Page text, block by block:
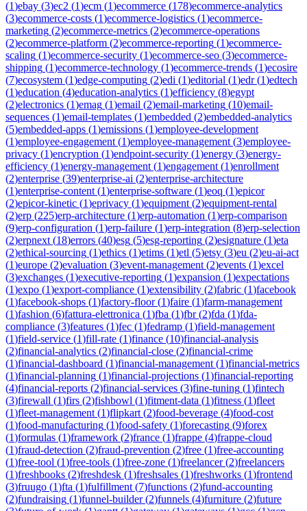
(1)ebay (3)ec2 (1)ecm (1)ecommerce (178)ecommerce-analytics
(3)ecommerce-costs (1)ecommerce-logistics (1)ecommerce-
marketing (2)ecommerce-metrics (2)ecommerce-operations
(2)ecommerce-platform (2)ecommerce-reporting (1)ecommerce-
scaling (1)ecommerce-security (1)ecommerce-seo (3)ecommerce-
shipping (1)ecommerce-technology (1)ecommerce-trends (1)ecosire
(7)ecosystem (1)edge-computing (2)edi (1)editorial (1)edr(1)edtech
(1)education (4)education-analytics (1)efficiency (8)egypt
(2)electronics (1)emag (1)email (2)email-marketing (10)email-
sequences (1)email-templates (1)embedded (2)embedded-analytics
(5)embedded-apps (1)emissions (1)employee-development
(1)employee-engagement (1)employee-management (3)employee-
privacy (1)encryption (1)endpoint-security (1)energy (3)energy-
efficiency (1)energy-management (1)engagement (1)enrollment
(2)enterprise (39)enterprise-ai (2)enterprise-architecture
(1)enterprise-content (1)enterprise-software (1)eoq (1)epicor
(2)epicor-kinetic (1)eprivacy (1)equipment (2)equipment-rental
(2)erp (225)erp-architecture (1)erp-automation (1)erp-comparison
(9)erp-configuration (1)erp-failure (1)erp-integration (8)erp-selection
(2)erpnext (18)errors (40)esg (5)esg-reporting (2)esignature (1)eta
(2)ethical-sourcing (1)ethics (1)etims (1)etl (5)etsy (3)eu (2)eu-ai-act
(1)europe (2)evaluation (3)event-management (2)events (1)excel
(3)exchanges (1)executive-reporting (1)expansion (1)expectations
(1)expo (1)export-compliance (1)extensibility (2)fabric (1)facebook
(1)facebook-shops (1)factory-floor(1)faire (1)farm-management
(1)fashion (6)fattura-elettronica (1)fba (1)fbr(2)fda (1)fda-
compliance (3)features (1)fec (1)fedramp (1)field-management
(1)field-service (1)fill-rate (1)finance (10)financial-analysis
(2)financial-analytics (2)financial-close (2)financial-crime
(1)financial-dashboard (1)financial-management (1)financial-metrics
(1)financial-planning (1)financial-projections (1)financial-reporting
(4)financial-reports (2)financial-services (3)fine-tuning (1)fintech
(3)firewall (1)firs (2)fishbowl (1)fitment-data (1)fitness (1)fleet
(1)fleet-management (1)flipkart (2)food-beverage (4)food-cost
(1)food-manufacturing (1)food-safety (1)forecasting (9)forex
(1)formulas (1)framework (2)france (1)frappe (4)frappe-cloud
(1)fraud-detection (2)fraud-prevention (2)free (1)free-accounting
(1)free-tool (1)free-tools (1)free-zone (1)freelancer(2)freelancers
(1)freshbooks (2)freshdesk (1)freshsales (1)freshworks (1)frontend
(3)fruugo (1)fta (1)fulfillment (7)functions (2)fund-accounting
(2)fundraising (1)funnel-builder(2)funnels (4)furniture (2)future